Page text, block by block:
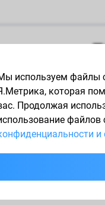
для
головной болью
машины
запчасти
может не дать
используем файлы
которая
Продолжая
файлов